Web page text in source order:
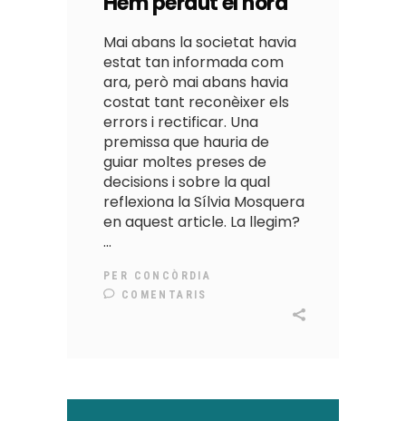
Mai abans la societat havia
estat tan informada com
ara, però mai abans havia
costat tant reconèixer els
errors i rectificar. Una
premissa que hauria de
guiar moltes preses de
decisions i sobre la qual
reflexiona la Sílvia Mosquera
en aquest article. La llegim?
PER CONCÒRDIA
COMENTARIS